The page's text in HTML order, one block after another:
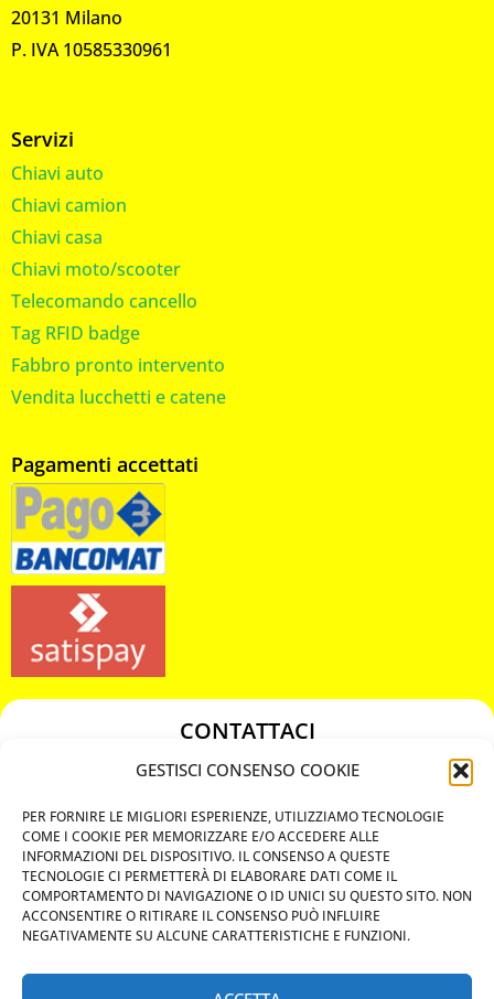
GESTISCI CONSENSO COOKIE
PER FORNIRE LE MIGLIORI ESPERIENZE, UTILIZZIAMO TECNOLOGIE
COME I COOKIE PER MEMORIZZARE E/O ACCEDERE ALLE
INFORMAZIONI DEL DISPOSITIVO. IL CONSENSO A QUESTE
TECNOLOGIE CI PERMETTERÀ DI ELABORARE DATI COME IL
COMPORTAMENTO DI NAVIGAZIONE O ID UNICI SU QUESTO SITO. NON
ACCONSENTIRE O RITIRARE IL CONSENSO PUÒ INFLUIRE
NEGATIVAMENTE SU ALCUNE CARATTERISTICHE E FUNZIONI.
20131 Milano
P. IVA 10585330961
Servizi
Chiavi auto
Chiavi camion
Chiavi casa
Chiavi moto/scooter
Telecomando cancello
Tag RFID badge
Fabbro pronto intervento
Vendita lucchetti e catene
Pagamenti accettati
CONTATTACI
349 3863811
chiavicodificate@gmail.com
Privacy Policy
Cookie Policy